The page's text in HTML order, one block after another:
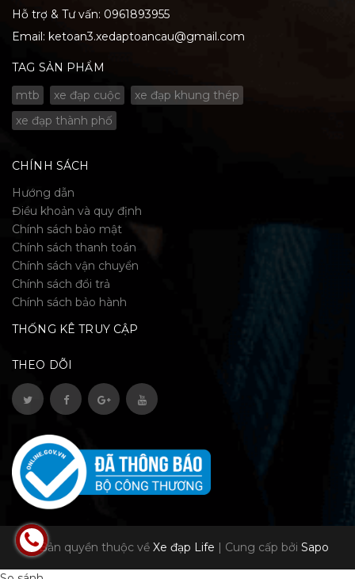
Hỗ trợ & Tư vấn: 0961893955
Email: ketoan3.xedaptoancau@gmail.com
TAG SẢN PHẨM
mtb
xe đạp cuộc
xe đạp khung thép
xe đạp thành phố
CHÍNH SÁCH
Hướng dẫn
Điều khoản và quy định
Chính sách bảo mật
Chính sách thanh toán
Chính sách vận chuyển
Chính sách đổi trả
Chính sách bảo hành
THỐNG KÊ TRUY CẬP
THEO DÕI
© Bản quyền thuộc về Xe đạp Life | Cung cấp bởi Sapo